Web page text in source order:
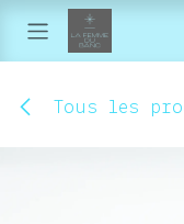
Se rendre au contenu
Tous les